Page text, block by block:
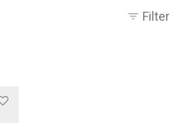
Filter